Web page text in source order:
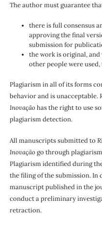
The author must guarantee
there is full consensus
approving the final
submission for
the work is original,
other people were
Plagiarism in all of its forms
behavior and is unacceptable.
Inovaçãohas the right to use
plagiarism detection.
All manuscripts submitted to
Inovaçãogo through
Plagiarism identified during
the filing of the submission. In
manuscript published in the
conduct a preliminary
retraction.